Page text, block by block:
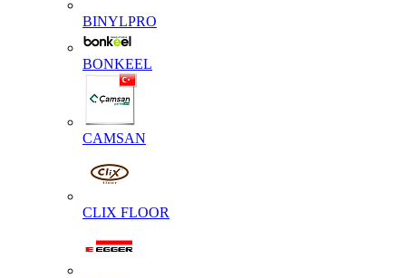
BINYLPRO
BONKEEL
CAMSAN
CLIX FLOOR